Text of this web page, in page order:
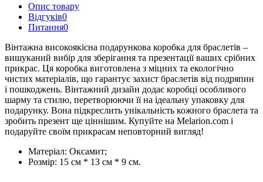
Опис товару
Відгуків0
Питання0
Вінтажна високоякісна подарункова коробка для браслетів –
вишуканий вибір для зберігання та презентації ваших срібних
прикрас. Ця коробка виготовлена з міцних та екологічно
чистих матеріалів, що гарантує захист браслетів від подряпин
і пошкоджень. Вінтажний дизайн додає коробці особливого
шарму та стилю, перетворюючи її на ідеальну упаковку для
подарунку. Вона підкреслить унікальність кожного браслета та
зробить презент ще ціннішим. Купуйте на Melarion.com і
подаруйте своїм прикрасам неповторний вигляд!
Матеріал: Оксамит;
Розмір: 15 см * 13 см * 9 см.